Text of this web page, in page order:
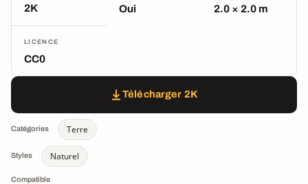
2K Oui 2.0 × 2.0 m
LICENCE
CC0
Télécharger 2K
Catégories Terre
Styles Naturel
Compatible